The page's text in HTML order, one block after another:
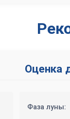
Оценка
Фаза луны: